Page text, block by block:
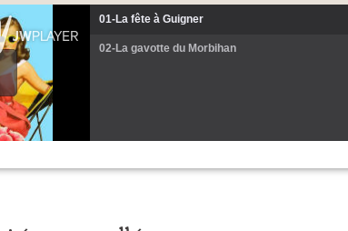
01-La fête à Guigner
02-La gavotte du Morbihan